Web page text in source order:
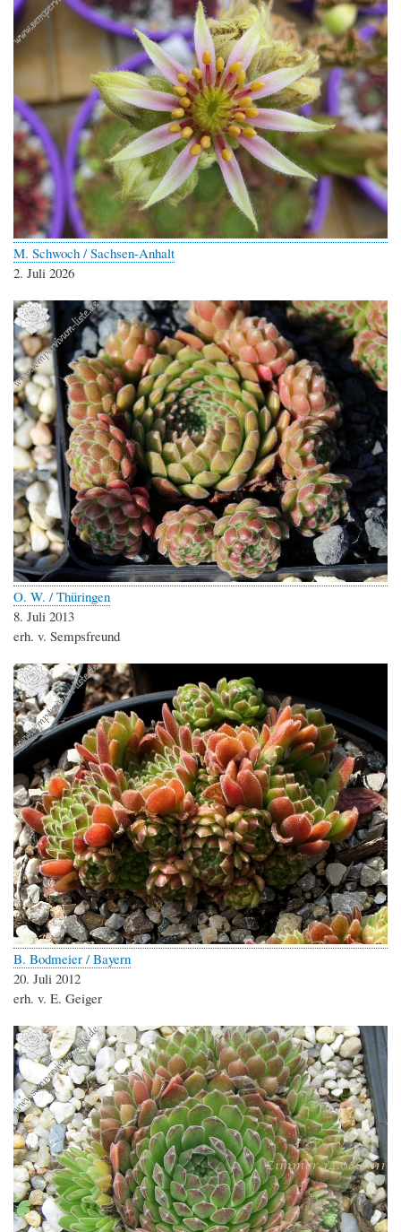
M. Schwoch / Sachsen-Anhalt
2. Juli 2026
O. W. / Thüringen
8. Juli 2013
erh. v. Sempsfreund
B. Bodmeier / Bayern
20. Juli 2012
erh. v. E. Geiger